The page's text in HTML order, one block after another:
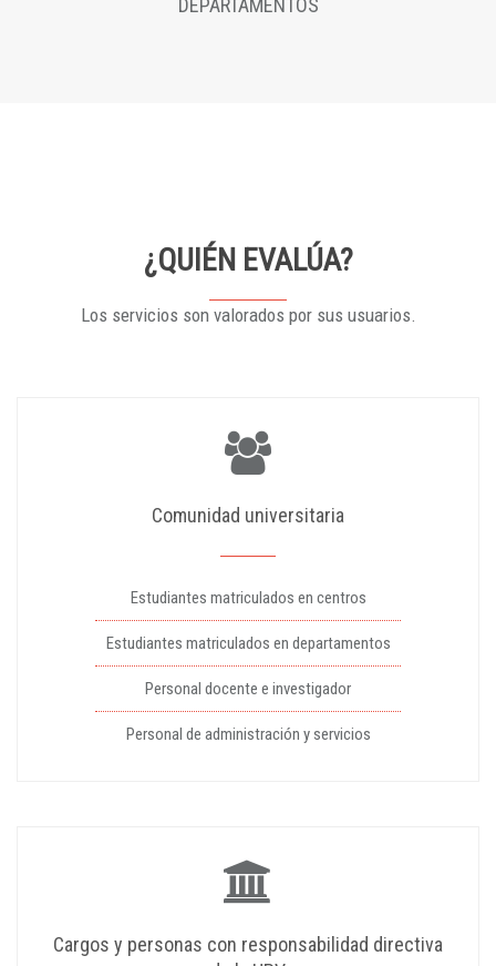
DEPARTAMENTOS
¿QUIÉN EVALÚA?
Los servicios son valorados por sus usuarios.
Comunidad universitaria
Estudiantes matriculados en centros
Estudiantes matriculados en departamentos
Personal docente e investigador
Personal de administración y servicios
Cargos y personas con responsabilidad directiva